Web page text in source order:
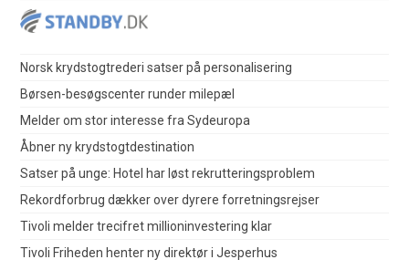
Norsk krydstogtrederi satser på personalisering
Børsen-besøgscenter runder milepæl
Melder om stor interesse fra Sydeuropa
Åbner ny krydstogtdestination
Satser på unge: Hotel har løst rekrutteringsproblem
Rekordforbrug dækker over dyrere forretningsrejser
Tivoli melder trecifret millioninvestering klar
Tivoli Friheden henter ny direktør i Jesperhus